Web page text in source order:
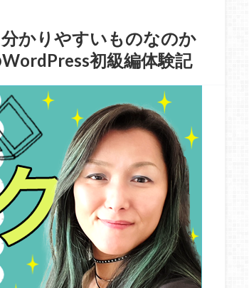
かりやすいものなのか
初級編体験記